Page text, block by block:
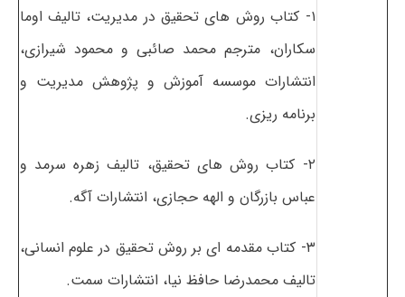
۱- کتاب روش های تحقیق در مدیریت، تالیف اوما
سکاران، مترجم محمد صائبی و محمود شیرازی،
انتشارات موسسه آموزش و پژوهش مدیریت و
برنامه ریزی.
۲- کتاب روش های تحقیق، تالیف زهره سرمد و
عباس بازرگان و الهه حجازی، انتشارات آگه.
۳- کتاب مقدمه ای بر روش تحقیق در علوم انسانی،
تالیف محمدرضا حافظ نیا، انتشارات سمت.